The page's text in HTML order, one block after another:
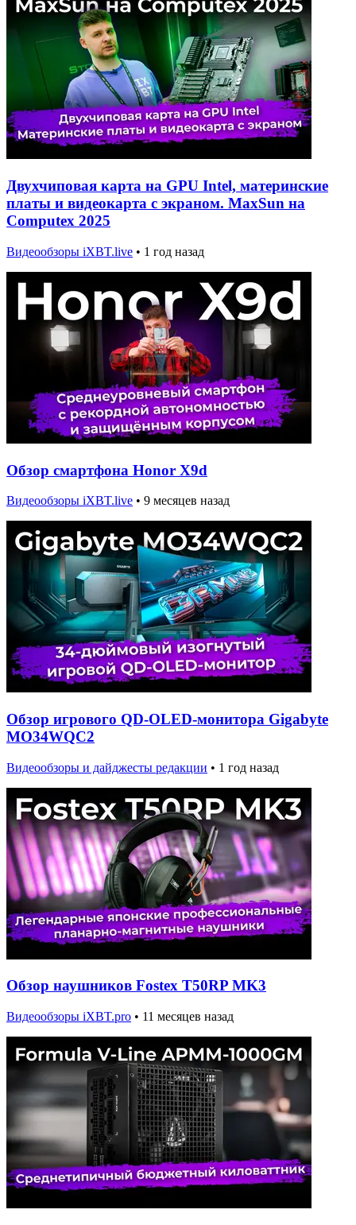
Двухчиповая карта на GPU Intel, материнские
платы и видеокарта с экраном. MaxSun на
Computex 2025
Видеообзоры iXBT.live • 1 год назад
Обзор смартфона Honor X9d
Видеообзоры iXBT.live • 9 месяцев назад
Обзор игрового QD-OLED-монитора Gigabyte
MO34WQC2
Видеообзоры и дайджесты редакции • 1 год назад
Обзор наушников Fostex T50RP MK3
Видеообзоры iXBT.pro • 11 месяцев назад